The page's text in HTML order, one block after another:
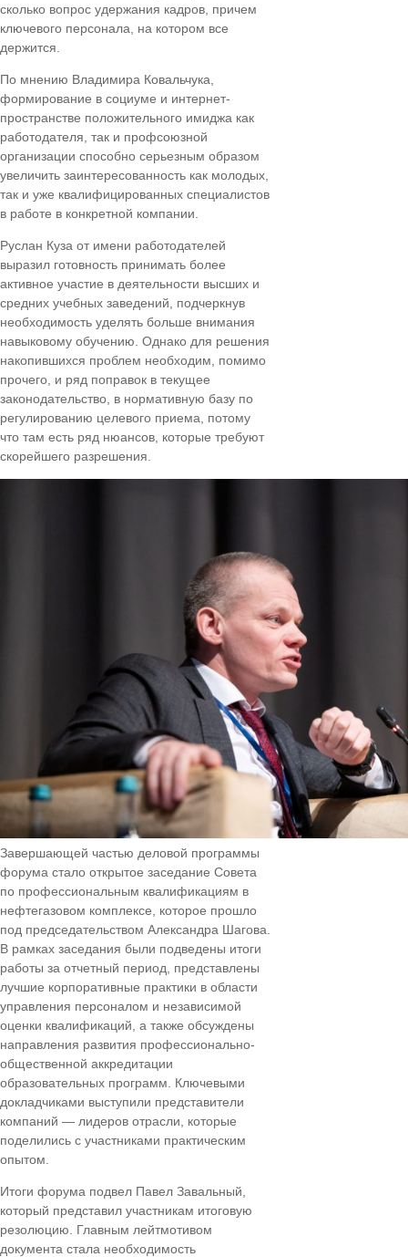
сколько вопрос удержания кадров, причем
ключевого персонала, на котором все
держится.
По мнению Владимира Ковальчука,
формирование в социуме и интернет-
пространстве положительного имиджа как
работодателя, так и профсоюзной
организации способно серьезным образом
увеличить заинтересованность как молодых,
так и уже квалифицированных специалистов
в работе в конкретной компании.
Руслан Куза от имени работодателей
выразил готовность принимать более
активное участие в деятельности высших и
средних учебных заведений, подчеркнув
необходимость уделять больше внимания
навыковому обучению. Однако для решения
накопившихся проблем необходим, помимо
прочего, и ряд поправок в текущее
законодательство, в нормативную базу по
регулированию целевого приема, потому
что там есть ряд нюансов, которые требуют
скорейшего разрешения.
Завершающей частью деловой программы
форума стало открытое заседание Совета
по профессиональным квалификациям в
нефтегазовом комплексе, которое прошло
под председательством Александра Шагова.
В рамках заседания были подведены итоги
работы за отчетный период, представлены
лучшие корпоративные практики в области
управления персоналом и независимой
оценки квалификаций, а также обсуждены
направления развития профессионально-
общественной аккредитации
образовательных программ. Ключевыми
докладчиками выступили представители
компаний — лидеров отрасли, которые
поделились с участниками практическим
опытом.
Итоги форума подвел Павел Завальный,
который представил участникам итоговую
резолюцию. Главным лейтмотивом
документа стала необходимость